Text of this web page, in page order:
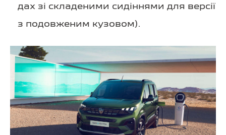
дах зі складеними сидіннями для версії
з подовженим кузовом).